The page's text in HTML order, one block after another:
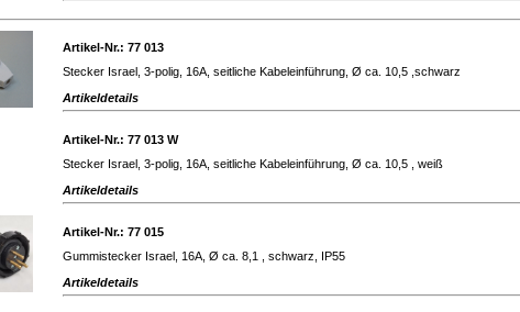
Artikel-Nr.: 77 013
Stecker Israel, 3-polig, 16A, seitliche Kabeleinführung, Ø ca. 10,5 ,schwarz
Artikeldetails
Artikel-Nr.: 77 013 W
Stecker Israel, 3-polig, 16A, seitliche Kabeleinführung, Ø ca. 10,5 , weiß
Artikeldetails
Artikel-Nr.: 77 015
Gummistecker Israel, 16A, Ø ca. 8,1 , schwarz, IP55
Artikeldetails